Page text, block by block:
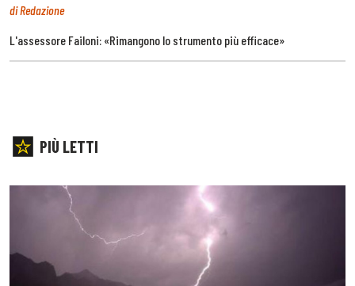
di Redazione
L'assessore Failoni: «Rimangono lo strumento più efficace»
PIÙ LETTI